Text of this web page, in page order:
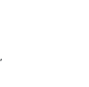
,